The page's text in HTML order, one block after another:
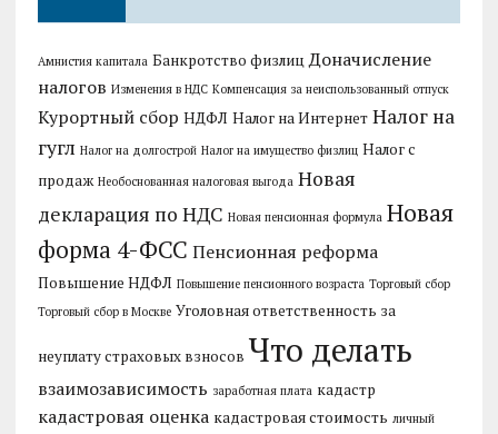
Амнистия капитала Банкротство физлиц Доначисление
налогов Изменения в НДС Компенсация за неиспользованный отпуск
Курортный сбор НДФЛ Налог на Интернет Налог на
гугл Налог на долгострой Налог на имущество физлиц Налог с
продаж Необоснованная налоговая выгода Новая
декларация по НДС Новая пенсионная формула Новая
форма 4-ФСС Пенсионная реформа
Повышение НДФЛ Повышение пенсионного возраста Торговый сбор
Торговый сбор в Москве Уголовная ответственность за
неуплату страховых взносов Что делать
взаимозависимость заработная плата кадастр
кадастровая оценка кадастровая стоимость личный